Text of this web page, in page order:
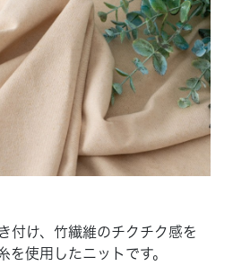
付け、竹繊維のチクチク感を
を使用したニットです。